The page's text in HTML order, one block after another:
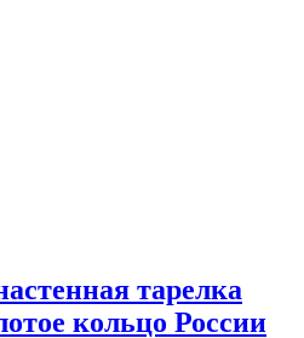
тарелка
кольцо России